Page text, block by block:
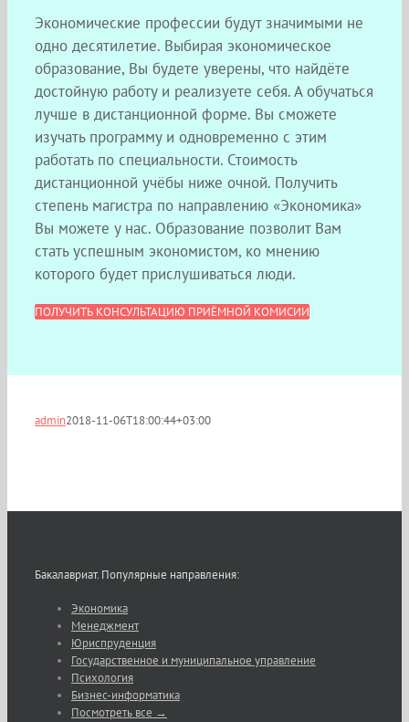
Экономические профессии будут значимыми не
одно десятилетие. Выбирая экономическое
образование, Вы будете уверены, что найдёте
достойную работу и реализуете себя. А обучаться
лучше в дистанционной форме. Вы сможете
изучать программу и одновременно с этим
работать по специальности. Стоимость
дистанционной учёбы ниже очной. Получить
степень магистра по направлению «Экономика»
Вы можете у нас. Образование позволит Вам
стать успешным экономистом, ко мнению
которого будет прислушиваться люди.
ПОЛУЧИТЬ КОНСУЛЬТАЦИЮ ПРИЁМНОЙ КОМИСИИ
admin2018-11-06T18:00:44+03:00
Бакалавриат. Популярные направления:
Экономика
Менеджмент
Юриспруденция
Государственное и муниципальное управление
Психология
Бизнес-информатика
Посмотреть все →